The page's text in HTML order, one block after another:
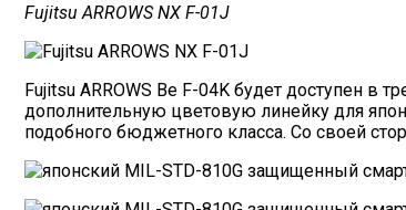
Fujitsu ARROWS NX F-01J
Fujitsu ARROWS Be F-04K будет доступен в
дополнительную цветовую линейку для
подобного бюджетного класса. Со своей